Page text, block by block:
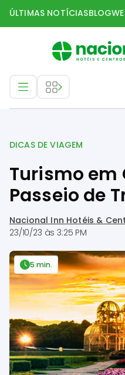
ÚLTIMAS NOTÍCIASBLOG
DICAS DE VIAGEM
Turismo em
Passeio de
Nacional Inn Hotéis &
23/10/23 às 3:25 PM
5 min.